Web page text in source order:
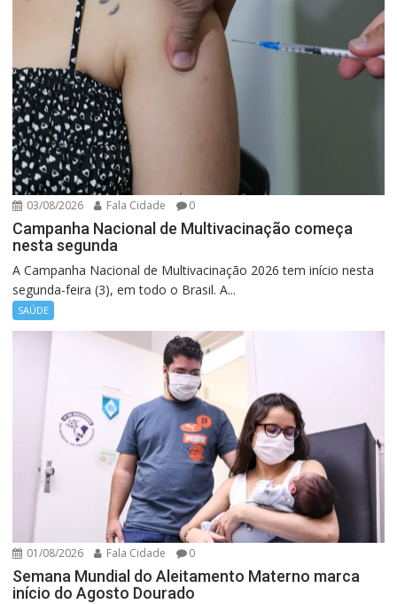
03/08/2026 Fala Cidade 0
Campanha Nacional de Multivacinação começa
nesta segunda
A Campanha Nacional de Multivacinação 2026 tem início nesta
segunda-feira (3), em todo o Brasil. A...
SAÚDE
01/08/2026 Fala Cidade 0
Semana Mundial do Aleitamento Materno marca
início do Agosto Dourado